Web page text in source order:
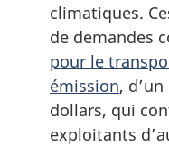
climatiques.
de demandes
pour le
émission,
dollars, qui
exploitants